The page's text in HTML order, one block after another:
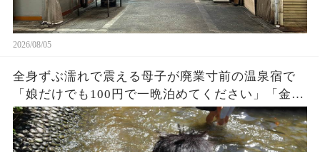
2026/08/05
全身ずぶ濡れで震える母子が廃業寸前の温泉宿で
「娘だけでも100円で一晩泊めてください」「金な
んかいらない、中に入りな！」→3ヶ月後、まさか
の出来事に…